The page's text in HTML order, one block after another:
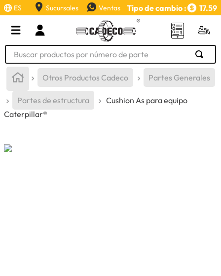
ES Sucursales Ventas Tipo de cambio : 17.59
Buscar productos por número de parte
Otros Productos Cadeco Partes Generales
Partes de estructura
Cushion As para equipo
Caterpillar®
TÉRMINOS MÁS BUSCADOS
2 .
aceite